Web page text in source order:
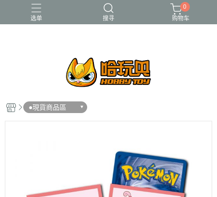
选单 搜寻
RE-MENT 中古二手品
庫柏力克Be@rbrick
0
购物车
●現貨商品區